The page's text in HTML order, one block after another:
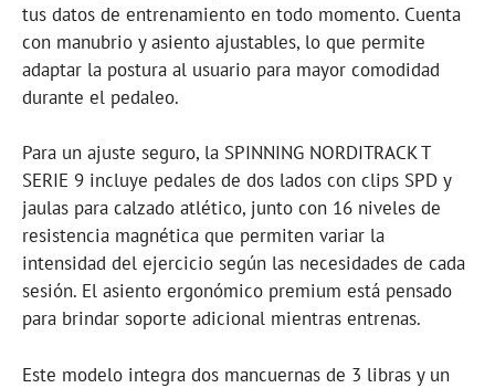
tus datos de entrenamiento en todo momento. Cuenta
con manubrio y asiento ajustables, lo que permite
adaptar la postura al usuario para mayor comodidad
durante el pedaleo.
Para un ajuste seguro, la SPINNING NORDITRACK T
SERIE 9 incluye pedales de dos lados con clips SPD y
jaulas para calzado atlético, junto con 16 niveles de
resistencia magnética que permiten variar la
intensidad del ejercicio según las necesidades de cada
sesión. El asiento ergonómico premium está pensado
para brindar soporte adicional mientras entrenas.
Este modelo integra dos mancuernas de 3 libras y un